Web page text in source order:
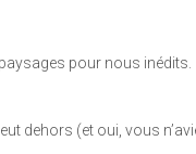
pour nous inédits.
dehors (et oui, vous